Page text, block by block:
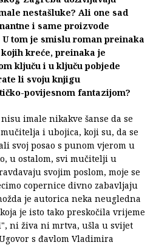
nestašluke? Ali one sad
i same proizvode
tom je smislu roman preinaka
kreće, preinaka je
ključu i u ključu pobjede
li svoju knjigu
povijesnom fantazijom?
imale nikakve šanse da se
i ubojica, koji su, da se
svoj posao s punom vjerom u
u ostalom, svi mučitelji u
svojim poslom, moje se
copernice divno zabavljaju
je autorica neka neugledna
je isto tako preskočila vrijeme
ni živa ni mrtva, ušla u svijet
s đavlom Vladimira